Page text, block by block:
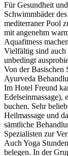
Für Gesundheit
Schwimmbäder
mediterraner Pool
mit angenehm
Aquafitness
Vielfältig sind auch
unbedingt
Von der Basischen
Ayurveda
Im Hotel Freund
buchen. Sehr
Heilmassage und
sämtliche
Spezialisten zur
Auch Yoga
belegen. In der